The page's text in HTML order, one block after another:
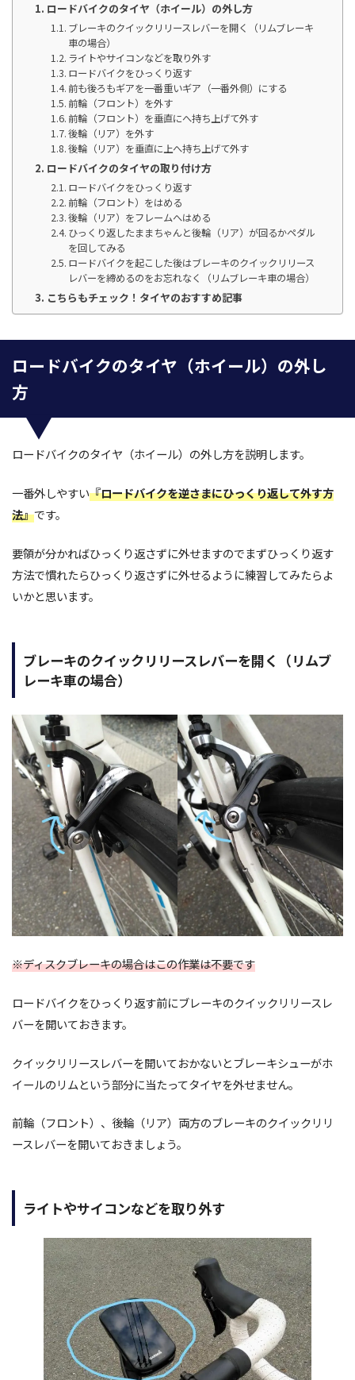
ロードバイクのタイヤ（ホイール）の外し方
ブレーキのクイックリリースレバーを開く（リムブレーキ
車の場合）
ライトやサイコンなどを取り外す
ロードバイクをひっくり返す
前も後ろもギアを一番重いギア（一番外側）にする
前輪（フロント）を外す
前輪（フロント）を垂直にへ持ち上げて外す
後輪（リア）を外す
後輪（リア）を垂直に上へ持ち上げて外す
ロードバイクのタイヤの取り付け方
ロードバイクをひっくり返す
前輪（フロント）をはめる
後輪（リア）をフレームへはめる
ひっくり返したままちゃんと後輪（リア）が回るかペダル
を回してみる
ロードバイクを起こした後はブレーキのクイックリリース
レバーを締めるのをお忘れなく（リムブレーキ車の場合）
こちらもチェック！タイヤのおすすめ記事
ロードバイクのタイヤ（ホイール）の外し
方
ロードバイクのタイヤ（ホイール）の外し方を説明します。
一番外しやすい『ロードバイクを逆さまにひっくり返して外す方
法』です。
要領が分かればひっくり返さずに外せますのでまずひっくり返す
方法で慣れたらひっくり返さずに外せるように練習してみたらよ
いかと思います。
ブレーキのクイックリリースレバーを開く（リムブ
レーキ車の場合）
※ディスクブレーキの場合はこの作業は不要です
ロードバイクをひっくり返す前にブレーキのクイックリリースレ
バーを開いておきます。
クイックリリースレバーを開いておかないとブレーキシューがホ
イールのリムという部分に当たってタイヤを外せません。
前輪（フロント）、後輪（リア）両方のブレーキのクイックリリ
ースレバーを開いておきましょう。
ライトやサイコンなどを取り外す